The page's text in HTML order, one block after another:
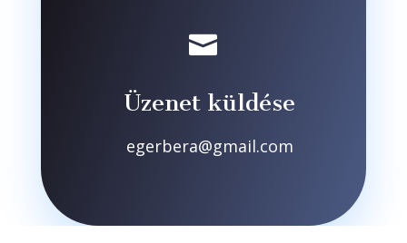

Üzenet küldése
egerbera@gmail.com